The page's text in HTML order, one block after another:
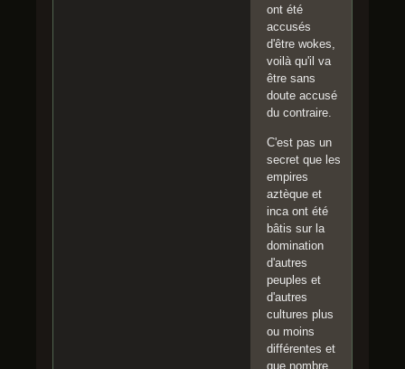
ont été
accusés
d'être wokes,
voilà qu'il va
être sans
doute accusé
du contraire.
C'est pas un
secret que les
empires
aztèque et
inca ont été
bâtis sur la
domination
d'autres
peuples et
d'autres
cultures plus
ou moins
différentes et
que nombre